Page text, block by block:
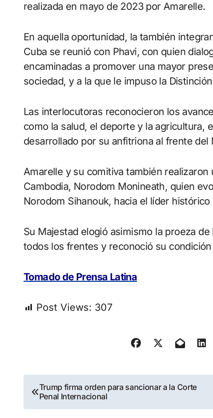
realizada en mayo de 2023 por Amarelle.
En aquella oportunidad, la también
Cuba se reunió con Phavi, con quien
encaminadas a promover una mayor
sociedad, y a la que le impuso la
Las interlocutoras reconocieron los
como la salud, el deporte y la agricultura,
desarrollado por su anfitriona al frente
Amarelle y su comitiva también
Cambodia, Norodom Monineath, quien
Norodom Sihanouk, hacia el líder
Su Majestad elogió asimismo la proeza
todos los frentes y reconoció su
Tomado de Prensa Latina
Post Views: 307
Navegación
de
Trump firma orden para sancionar a la Corte
Penal Internacional